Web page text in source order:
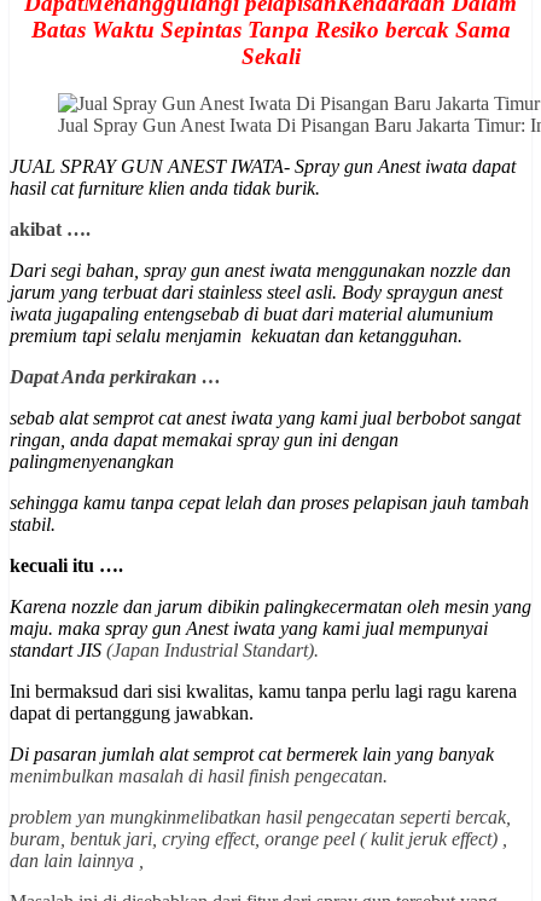
Batas Waktu Sepintas Tanpa Resiko bercak Sama
Sekali
Jual Spray Gun Anest Iwata Di Pisangan Baru Jakarta
JUAL SPRAY GUN ANEST IWATA- Spray gun Anest iwata dapat
hasil cat furniture klien anda tidak burik.
akibat ….
Dari segi bahan, spray gun anest iwata menggunakan nozzle dan
jarum yang terbuat dari stainless steel asli. Body spraygun anest
iwata jugapaling entengsebab di buat dari material alumunium
premium tapi selalu menjamin kekuatan dan ketangguhan.
Dapat Anda perkirakan …
sebab alat semprot cat anest iwata yang kami jual berbobot sangat
ringan, anda dapat memakai spray gun ini dengan
palingmenyenangkan
sehingga kamu tanpa cepat lelah dan proses pelapisan jauh tambah
stabil.
kecuali itu ….
Karena nozzle dan jarum dibikin palingkecermatan oleh mesin yang
maju. maka spray gun Anest iwata yang kami jual mempunyai
standart JIS (Japan Industrial Standart).
Ini bermaksud dari sisi kwalitas, kamu tanpa perlu lagi ragu karena
dapat di pertanggung jawabkan.
Di pasaran jumlah alat semprot cat bermerek lain yang banyak
menimbulkan masalah di hasil finish pengecatan.
problem yan mungkinmelibatkan hasil pengecatan seperti bercak,
buram, bentuk jari, crying effect, orange peel ( kulit jeruk effect) ,
dan lain lainnya ,